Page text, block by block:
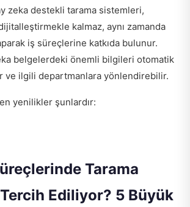
zeka destekli tarama sistemleri,
kalmaz, aynı zamanda
iş süreçlerine katkıda bulunur.
belgelerdeki önemli bilgileri otomatik
ve ilgili departmanlara yönlendirebilir.
yenilikler şunlardır:
Tarama
Ediliyor? 5 Büyük